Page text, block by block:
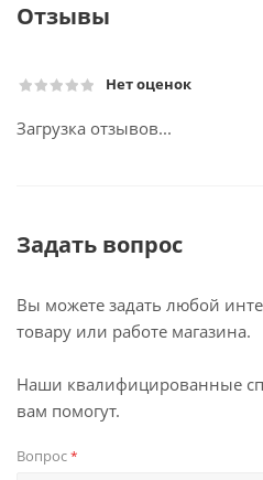
Отзывы
Нет оценок
Загрузка отзывов...
Задать вопрос
Вы можете задать любой
товару или работе магазина.
Наши квалифицированные
вам помогут.
Вопрос*